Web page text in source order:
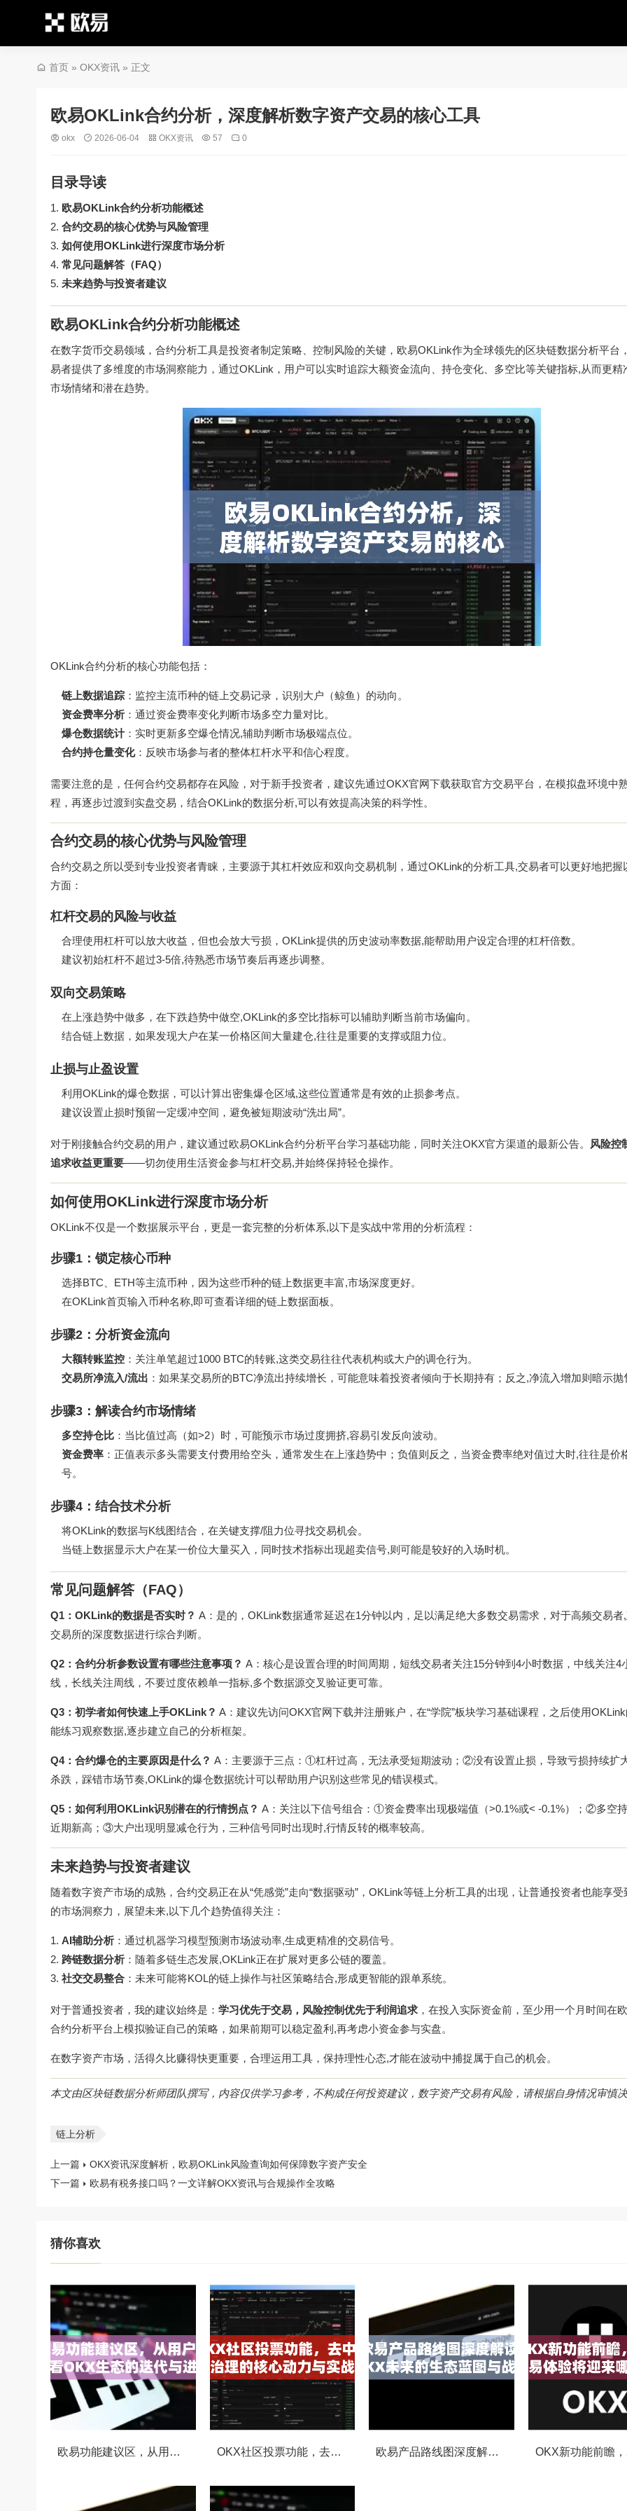
首页 » OKX资讯 » 正文
欧易OKLink合约分析，深度解析数字资产交易的核心工具
okx 2026-06-04 OKX资讯 57 0
目录导读
欧易OKLink合约分析功能概述
合约交易的核心优势与风险管理
如何使用OKLink进行深度市场分析
常见问题解答（FAQ）
未来趋势与投资者建议
欧易OKLink合约分析功能概述
在数字货币交易领域，合约分析工具是投资者制定策略、控制风险的关键，欧易OKLink作为全球领先的区块链数据分析平台
易者提供了多维度的市场洞察能力，通过OKLink，用户可以实时追踪大额资金流向、持仓变化、多空比等关键指标,从而更精
市场情绪和潜在趋势。
OKLink合约分析的核心功能包括：
链上数据追踪 ：监控主流币种的链上交易记录，识别大户（鲸鱼）的动向。
资金费率分析 ：通过资金费率变化判断市场多空力量对比。
爆仓数据统计：实时更新多空爆仓情况,辅助判断市场极端点位。
合约持仓量变化：反映市场参与者的整体杠杆水平和信心程度。
需要注意的是，任何合约交易都存在风险，对于新手投资者，建议先通过OKX官网下载获取官方交易平台，在模拟盘环境中
程，再逐步过渡到实盘交易，结合OKLink的数据分析,可以有效提高决策的科学性。
合约交易的核心优势与风险管理
合约交易之所以受到专业投资者青睐，主要源于其杠杆效应和双向交易机制，通过OKLink的分析工具,交易者可以更好地把握
方面：
杠杆交易的风险与收益
合理使用杠杆可以放大收益，但也会放大亏损，OKLink提供的历史波动率数据,能帮助用户设定合理的杠杆倍数。
建议初始杠杆不超过3-5倍,待熟悉市场节奏后再逐步调整。
双向交易策略
在上涨趋势中做多，在下跌趋势中做空,OKLink的多空比指标可以辅助判断当前市场偏向。
结合链上数据，如果发现大户在某一价格区间大量建仓,往往是重要的支撑或阻力位。
止损与止盈设置
利用OKLink的爆仓数据，可以计算出密集爆仓区域,这些位置通常是有效的止损参考点。
建议设置止损时预留一定缓冲空间，避免被短期波动“洗出局”。
对于刚接触合约交易的用户，建议通过欧易OKLink合约分析平台学习基础功能，同时关注OKX官方渠道的最新公告。
风险控
追求收益更重要——切勿使用生活资金参与杠杆交易,并始终保持轻仓操作。
如何使用OKLink进行深度市场分析
OKLink不仅是一个数据展示平台，更是一套完整的分析体系,以下是实战中常用的分析流程：
步骤1：锁定核心币种
选择BTC、ETH等主流币种，因为这些币种的链上数据更丰富,市场深度更好。
在OKLink首页输入币种名称,即可查看详细的链上数据面板。
步骤2：分析资金流向
大额转账监控 ：关注单笔超过1000 BTC的转账,这类交易往往代表机构或大户的调仓行为。
交易所净流入/流出 ：如果某交易所的BTC净流出持续增长，可能意味着投资者倾向于长期持有；反之,净流入增加则暗示抛
步骤3：解读合约市场情绪
多空持仓比 ：当比值过高（如>2）时，可能预示市场过度拥挤,容易引发反向波动。
资金费率 ：正值表示多头需要支付费用给空头，通常发生在上涨趋势中；负值则反之，当资金费率绝对值过大时,往往是价
号。
步骤4：结合技术分析
将OKLink的数据与K线图结合，在关键支撑/阻力位寻找交易机会。
当链上数据显示大户在某一价位大量买入，同时技术指标出现超卖信号,则可能是较好的入场时机。
常见问题解答（FAQ）
Q1：OKLink的数据是否实时？ A：是的，OKLink数据通常延迟在1分钟以内，足以满足绝大多数交易需求，对于高频交易者
交易所的深度数据进行综合判断。
Q2：合约分析参数设置有哪些注意事项？ A：核心是设置合理的时间周期，短线交易者关注15分钟到4小时数据，中线关注4
线，长线关注周线，不要过度依赖单一指标,多个数据源交叉验证更可靠。
Q3：初学者如何快速上手OKLink？ A：建议先访问OKX官网下载并注册账户，在“学院”板块学习基础课程，之后使用
能练习观察数据,逐步建立自己的分析框架。
Q4：合约爆仓的主要原因是什么？ A：主要源于三点：①杠杆过高，无法承受短期波动；②没有设置止损，导致亏损持续扩
杀跌，踩错市场节奏,OKLink的爆仓数据统计可以帮助用户识别这些常见的错误模式。
Q5：如何利用OKLink识别潜在的行情拐点？ A：关注以下信号组合：①资金费率出现极端值（>0.1%或< -0.1%）；②多空
近期新高；③大户出现明显减仓行为，三种信号同时出现时,行情反转的概率较高。
未来趋势与投资者建议
随着数字资产市场的成熟，合约交易正在从“凭感觉”走向“数据驱动”，OKLink等链上分析工具的出现，让普通投资者也能享受
的市场洞察力，展望未来,以下几个趋势值得关注：
AI辅助分析 ：通过机器学习模型预测市场波动率,生成更精准的交易信号。
跨链数据分析 ：随着多链生态发展,OKLink正在扩展对更多公链的覆盖。
社交交易整合 ：未来可能将KOL的链上操作与社区策略结合,形成更智能的跟单系统。
对于普通投资者，我的建议始终是： 学习优先于交易，风险控制优先于利润追求 ，在投入实际资金前，至少用一个月时间在
合约分析平台上模拟验证自己的策略，如果前期可以稳定盈利,再考虑小资金参与实盘。
在数字资产市场，活得久比赚得快更重要，合理运用工具，保持理性心态,才能在波动中捕捉属于自己的机会。
本文由区块链数据分析师团队撰写，内容仅供学习参考，不构成任何投资建议，数字资产交易有风险，请根据自身情况审慎
链上分析
上一篇
OKX资讯深度解析，欧易OKLink风险查询如何保障数字资产安全
下一篇
欧易有税务接口吗？一文详解OKX资讯与合规操作全攻略
猜你喜欢
欧易功能建议区，从用户视角看OKX生态的迭代与进化 OKX社区投票功能，去中心化治理的核心动力与实战指南 欧易产品路线图深度解读，OKX未来的生态蓝图与战略布局